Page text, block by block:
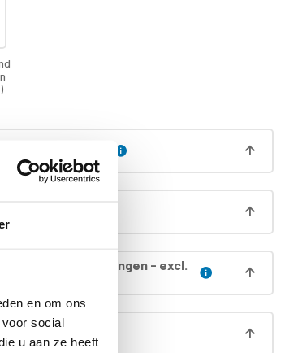
en om ons
social
u aan ze heeft
(incl. boei & gordingen - excl.
incl. kozijn